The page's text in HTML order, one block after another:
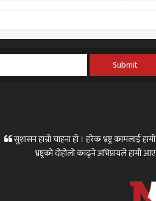
Submit
सुशासन हाम्रो चाहना हो । हरेक भ्रष्ट्र कामलाई
भ्रष्ट्रको दोहोलो काढ्ने अभिप्रायले